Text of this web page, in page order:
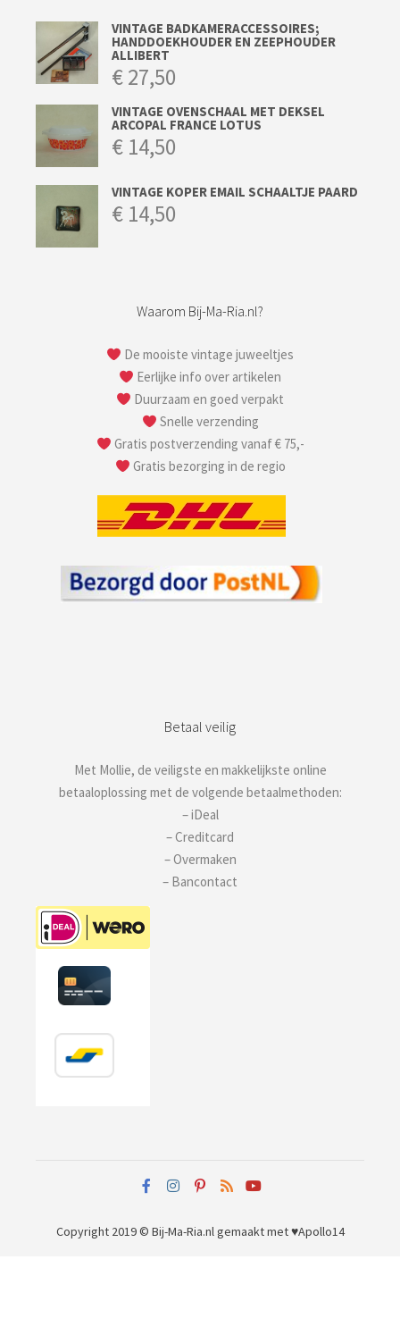
VINTAGE BADKAMERACCESSOIRES;
HANDDOEKHOUDER EN ZEEPHOUDER
ALLIBERT
€27,50
VINTAGE OVENSCHAAL MET DEKSEL
ARCOPAL FRANCE LOTUS
€ 14,50
VINTAGE KOPER EMAIL SCHAALTJE PAARD
€ 14,50
Waarom Bij-Ma-Ria.nl?
De mooiste vintage juweeltjes
Eerlijke info over artikelen
Duurzaam en goed verpakt
Snelle verzending
Gratis postverzending vanaf € 75,-
Gratis bezorging in de regio
Betaal veilig
Met Mollie, de veiligste en makkelijkste online
betaaloplossing met de volgende betaalmethoden:
– iDeal
– Creditcard
– Overmaken
– Bancontact
Copyright 2019 © Bij-Ma-Ria.nlgemaakt met ♥Apollo14